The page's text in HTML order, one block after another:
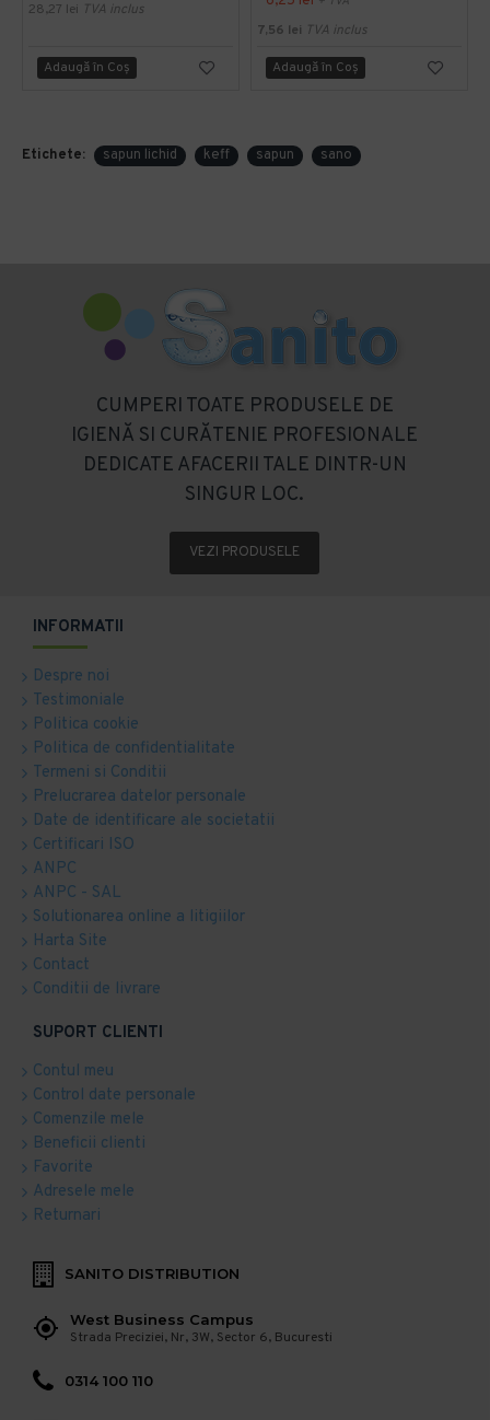
28,27 lei TVA inclus
Adaugă în Coş
7,56 lei TVA inclus
Adaugă în Coş
Etichete: sapun lichid keff sapun sano
CUMPERI TOATE PRODUSELE DE
IGIENĂ SI CURĂTENIE PROFESIONALE
DEDICATE AFACERII TALE DINTR-UN
SINGUR LOC.
VEZI PRODUSELE
INFORMATII
Despre noi
Testimoniale
Politica cookie
Politica de confidentialitate
Termeni si Conditii
Prelucrarea datelor personale
Date de identificare ale societatii
Certificari ISO
ANPC
ANPC - SAL
Solutionarea online a litigiilor
Harta Site
Contact
Conditii de livrare
SUPORT CLIENTI
Contul meu
Control date personale
Comenzile mele
Beneficii clienti
Favorite
Adresele mele
Returnari
SANITO DISTRIBUTION
West Business Campus
Strada Preciziei, Nr, 3W, Sector 6, Bucuresti
0314 100 110